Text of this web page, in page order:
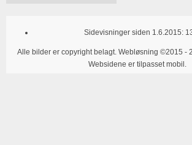
Sidevisninger siden 1.6.2015:
Alle bilder er copyright belagt. Webløsning ©2015 -
Websidene er tilpasset mobil.